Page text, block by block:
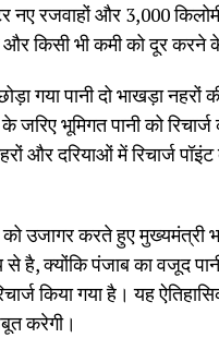
नए रजवाहों और 3,000
किसी भी कमी को दूर करने
गया पानी दो भाखड़ा
के जरिए भूमिगत पानी को
और दरियाओं में रिचार्ज
उजागर करते हुए मुख्यमंत्री
से है, क्योंकि पंजाब का वजूद
किया गया है। यह
करेगी।